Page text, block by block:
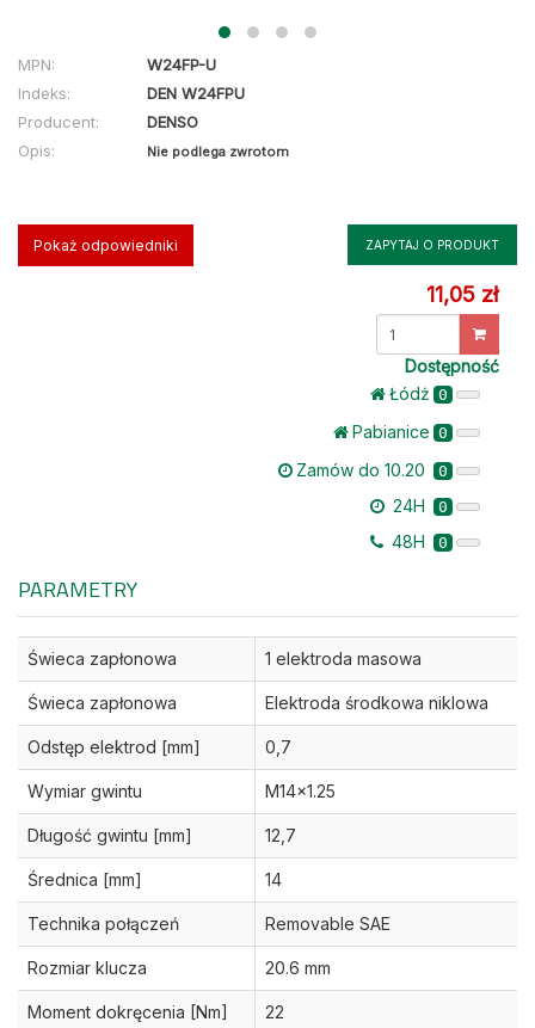
MPN:
W24FP-U
Indeks:
DEN W24FPU
Producent:
DENSO
Opis:
Nie podlega zwrotom
Pokaż odpowiedniki ZAPYTAJ O PRODUKT
11,05 zł
Dostępność
Łódż 0
Pabianice 0
Zamów do 10.20 0
24H 0
48H 0
PARAMETRY
Świeca zapłonowa 1 elektroda masowa
Świeca zapłonowa Elektroda środkowa niklowa
Odstęp elektrod [mm] 0,7
Wymiar gwintu M14x1.25
Długość gwintu [mm] 12,7
Średnica [mm] 14
Technika połączeń Removable SAE
Rozmiar klucza 20.6 mm
Moment dokręcenia [Nm] 22